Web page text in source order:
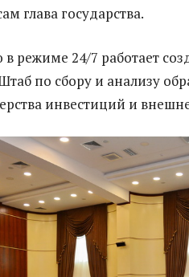
глава государства.
в режиме 24/7 работает
по сбору и анализу
инвестиций и